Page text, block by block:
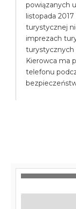
powiązanych
listopada
turystycznej
imprezach
turystycznych
Kierowca ma
telefonu